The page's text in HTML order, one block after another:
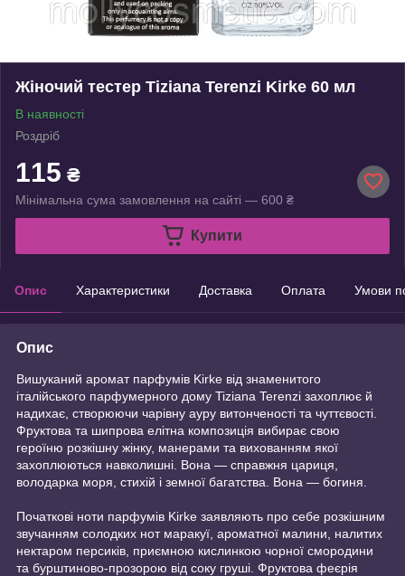
Жіночий тестер Tiziana Terenzi Kirke 60 мл
В наявності
Роздріб
115 ₴
Мінімальна сума замовлення на сайті — 600 ₴
Купити
Опис Характеристики Доставка Оплата Умови
Опис
Вишуканий аромат парфумів Kirke від знаменитого
італійського парфумерного дому Tiziana Terenzi захоплює й
надихає, створюючи чарівну ауру витонченості та чуттєвості.
Фруктова та шипрова елітна композиція вибирає свою
героїню розкішну жінку, манерами та вихованням якої
захоплюються навколишні. Вона — справжня цариця,
володарка моря, стихій і земної багатства. Вона — богиня.
Початкові ноти парфумів Kirke заявляють про себе розкішним
звучанням солодких нот маракуї, ароматної малини, налитих
нектаром персиків, приємною кислинкою чорної смородини
та бурштиново-прозорою від соку груші. Фруктова феєрія